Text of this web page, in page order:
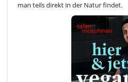
man teils direkt in der Natur findet.